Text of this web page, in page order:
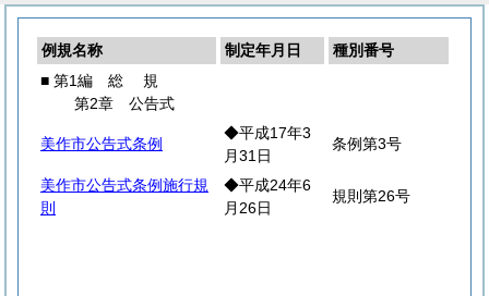
例規名称 制定年月日
種別番号
■ 第1編 総 規
第2章 公告式
美作市公告式条例
◆平成17年3
月31日
条例第3号
美作市公告式条例施行規
則
◆平成24年6
月26日
規則第26号